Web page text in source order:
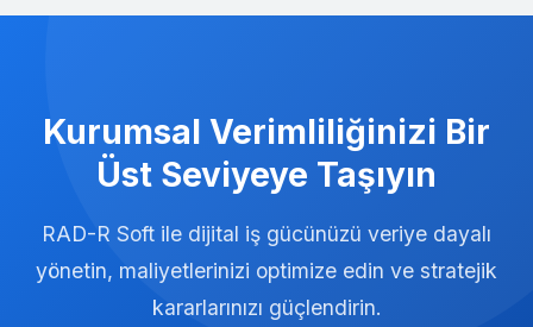
Kurumsal Verimliliğinizi Bir
Üst Seviyeye Taşıyın
RAD-R Soft ile dijital iş gücünüzü veriye dayalı
yönetin, maliyetlerinizi optimize edin ve stratejik
kararlarınızı güçlendirin.